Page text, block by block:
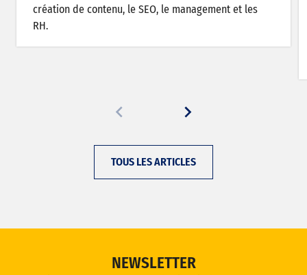
création de contenu, le SEO, le management et les
RH.
TOUS LES ARTICLES
NEWSLETTER